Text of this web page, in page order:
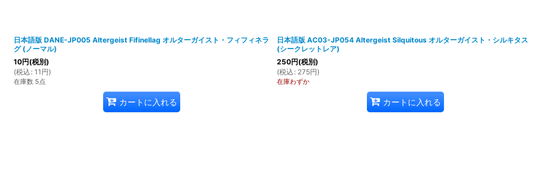
日本語版 DANE-JP005 Altergeist Fifinellag オルターガイスト・フィフィネラ
グ (ノーマル)
10円(税別)
(税込 : 11 円)
在庫数 5点
カートに入れる
日本語版 AC03-JP054 Altergeist Silquitous オルターガイスト・シルキタス
(シークレットレア)
250円(税別)
(税込 : 275円)
在庫わずか
カートに入れる